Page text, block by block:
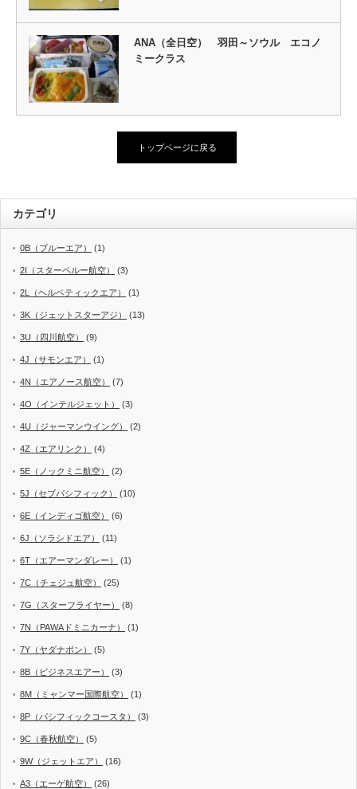
ANA（全日空） 羽田～ソウル エコノ
ミークラス
トップページに戻る
カテゴリ
0B（ブルーエア） (1)
2I（スターペルー航空） (3)
2L（ヘルベティックエア） (1)
3K（ジェットスターアジ） (13)
3U（四川航空） (9)
4J（サモンエア） (1)
4N（エアノース航空） (7)
4O（インテルジェット） (3)
4U（ジャーマンウイング） (2)
4Z（エアリンク） (4)
5E（ノックミニ航空） (2)
5J（セブパシフィック） (10)
6E（インディゴ航空） (6)
6J（ソラシドエア） (11)
6T（エアーマンダレー） (1)
7C（チェジュ航空） (25)
7G（スターフライヤー） (8)
7N（PAWAドミニカーナ） (1)
7Y（ヤダナポン） (5)
8B（ビジネスエアー） (3)
8M（ミャンマー国際航空） (1)
8P（パシフィックコースタ） (3)
9C（春秋航空） (5)
9W（ジェットエア） (16)
A3（エーゲ航空） (26)